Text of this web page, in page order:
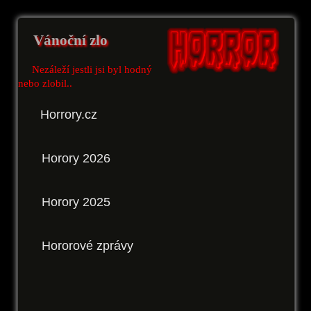
Vánoční zlo
Nezáleží jestli jsi byl hodný
nebo zlobil..
Horrory.cz
Horory 2026
Horory 2025
Hororové zprávy